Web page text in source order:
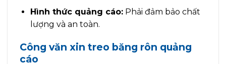
Hình thức quảng cáo:Phải đảm bảo chất
lượng và an toàn.
Công văn xin treo băng rôn quảng
cáo